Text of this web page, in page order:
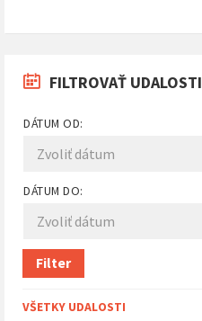
FILTROVAŤ UDALOSTI
DÁTUM OD:
DÁTUM DO:
Filter
VŠETKY UDALOSTI